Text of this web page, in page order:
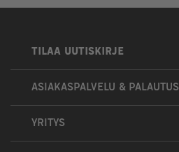
TILAA UUTISKIRJE
ASIAKASPALVELU & PALAUTUS
YRITYS